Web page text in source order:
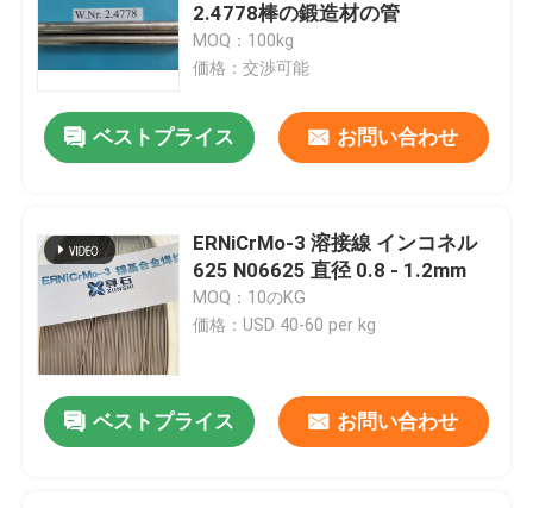
製品
ビデオ
わたしたち に つい て
2.4778棒の鍛造材の管
MOQ：100kg
価格：交渉可能
ベストプライス お問い合わせ
ERNiCrMo-3 溶接線 インコネル
625 N06625 直径 0.8 - 1.2mm
MOQ：10のKG
価格：USD 40-60 per kg
ベストプライス お問い合わせ